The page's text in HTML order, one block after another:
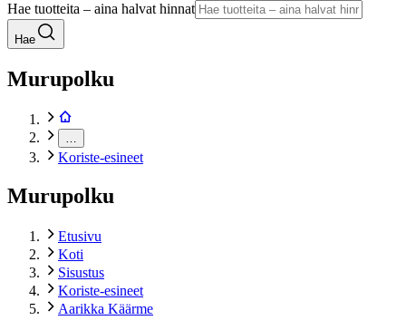
Hae tuotteita – aina halvat hinnat
Hae
Murupolku
Koriste-esineet
Murupolku
Etusivu
Koti
Sisustus
Koriste-esineet
Aarikka Käärme